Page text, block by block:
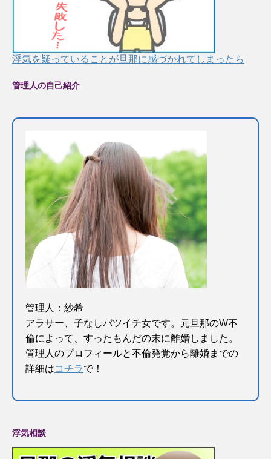
浮気を疑っていることが旦那に感づかれてしまったら
管理人の自己紹介
管理人：紗希
アラサー、子なしバツイチ女です。元旦那のW不
倫によって、すったもんだの末に離婚しました。
管理人のプロフィールと不倫発覚から離婚までの
詳細はコチラで！
浮気相談